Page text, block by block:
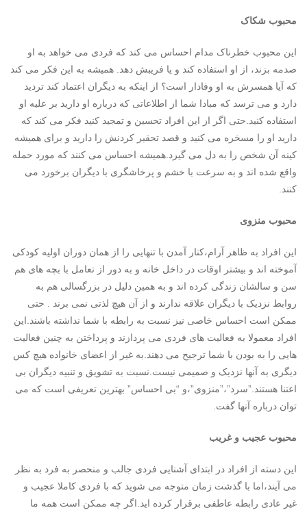
محبوب شکاک
این محبوب خطرناک مدام احساس می کند که فردی می خواهد به او
صدمه بزند، از او استفاده کند و یا فریبش دهد. همیشه به این فکر می کند
که آیا همسرش به او وفادار است؟ از اینکه به دیگران اعتماد کند تردید
دارد و می ترسد که مبادا شما از اطلاعاتی که درباره او دارید بر علیه او
استفاده کنید.حتی اگر از این افراد تحسین و تمجید کنید فکر می کند که
دارید او را مسخره می کنید و قصد تحقیر کردنش را دارید و برای همیشه
کینه آن شخص را به دل می گیرد.همیشه احساس می کنند که مورد حمله
واقع شده اند و به سرعت با خشم و پرخاشگری با دیگران برخورد می
کنند.
محبوب منزوی
این افراد به ظاهر آرام،کنار آمدن با تنهایی را از همان دوران اولیه کودکی
آموخته اند و بیشتر اوقات در داخل خانه و به دور از تعامل با بچه های هم
سن و سالشان زندگی کرده اند و به همین دلیل در بزرگسالی هم به
روابط نزدیک با دیگران علاقه ندارند و از آن هیچ لذتی نمی برند . حتی
ممکن است احساس خاصی نیز نسبت به رابطه با شما نداشته باشند.این
افراد معمولا به فعالیت های فردی می پردازند و پرداختن به چنین فعالیت
هایی را به بودن با شما ترجیح می دهند.به غیر از اعضای خانواده هیچ کس
دیگری به آنها نزدیک و صمیمی نیست.نسبت به تشویق و تنبیه دیگران بی
اعتنا هستند.”سرد”،”منزوی”،و “بی احساس” بهترین تعریفی است که می
توان درباره آنها گفت.
محبوب عجیب و غریب
این دسته از افراد در ابتدای آشنایی فردی جالب و منحصر به فرد به نظر
می آیند،اما با گذشت زمان متوجه می شوید که با فردی کاملا عجیب و
غیر عادی رابطه عاطفی برقرار کرده اید.اگر چه ممکن است همه ما